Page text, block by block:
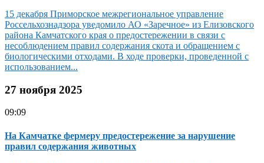
15 декабря Приморское межрегиональное управление
Россельхознадзора уведомило АО «Заречное» из Елизовского
района Камчатского края о предостережении в связи с
несоблюдением правил содержания скота и обращением с
биологическими отходами. В ходе проверки, проведенной с
использованием...
27 ноября 2025
09:09
На Камчатке фермеру предостережение за нарушение
правил содержания животных